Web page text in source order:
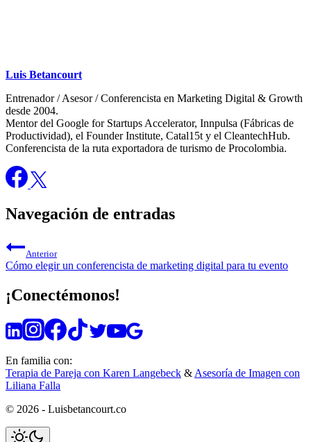
Luis Betancourt
Entrenador / Asesor / Conferencista en Marketing Digital & Growth
desde 2004.
Mentor del Google for Startups Accelerator, Innpulsa (Fábricas de
Productividad), el Founder Institute, Catal15t y el CleantechHub.
Conferencista de la ruta exportadora de turismo de Procolombia.
Navegación de entradas
Anterior
Cómo elegir un conferencista de marketing digital para tu evento
¡Conectémonos!
En familia con:
Terapia de Pareja con Karen Langebeck & Asesoría de Imagen con
Liliana Falla
© 2026 - Luisbetancourt.co